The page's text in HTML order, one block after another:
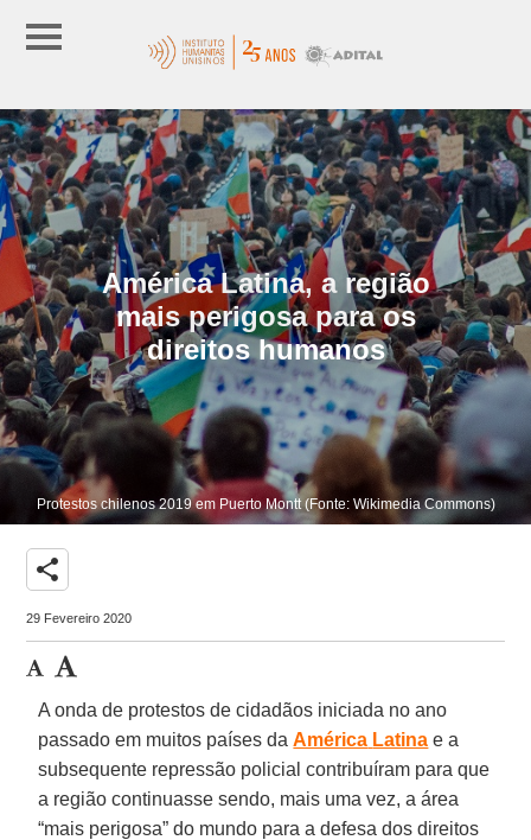
América Latina, a região
mais perigosa para os
direitos humanos
Protestos chilenos 2019 em Puerto Montt (Fonte: Wikimedia Commons)
share
29 Fevereiro 2020
A onda de protestos de cidadãos iniciada no ano
passado em muitos países daAmérica Latina e a
subsequente repressão policial contribuíram para que
a região continuasse sendo, mais uma vez, a área
“mais perigosa” do mundo para a defesa dos direitos